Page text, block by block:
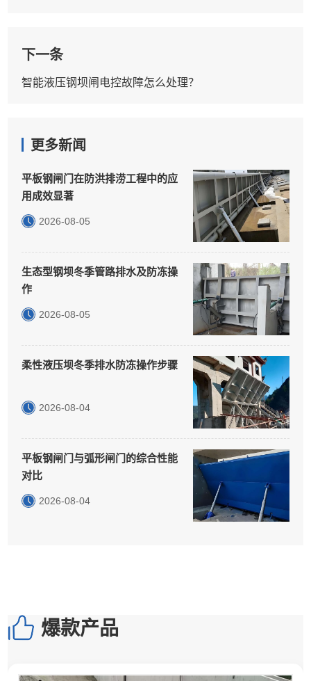
下一条
智能液压钢坝闸电控故障怎么处理？
更多新闻
平板钢闸门在防洪排涝工程中的应
用成效显著
2026-08-05
生态型钢坝冬季管路排水及防冻操
作
2026-08-05
柔性液压坝冬季排水防冻操作步骤
2026-08-04
平板钢闸门与弧形闸门的综合性能
对比
2026-08-04
爆款产品